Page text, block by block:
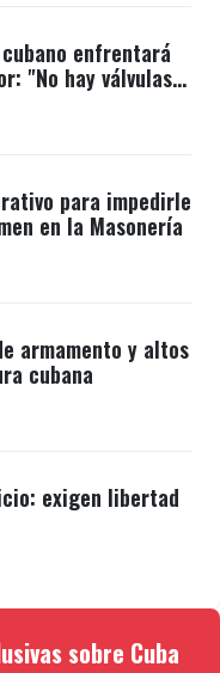
enfrentará
"No hay válvulas
para impedirle
en la Masonería
armamento y altos
cubana
exigen libertad
sobre Cuba